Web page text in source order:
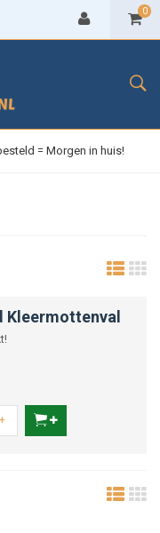
0
= Morgen in huis!
Kleermottenval
+